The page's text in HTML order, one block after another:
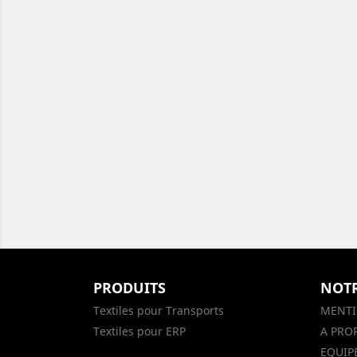
PRODUITS
Textiles pour Transports
Textiles pour ERP
A